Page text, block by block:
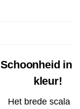
Schoonheid in
kleur!
Het brede scala